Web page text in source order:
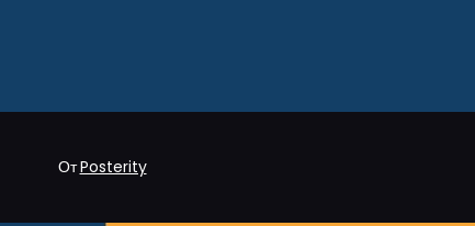
ОтPosterity